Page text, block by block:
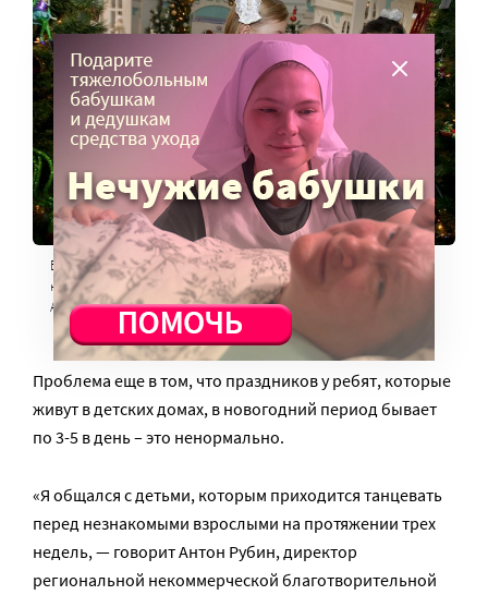
В новогодние праздники детям приходится танцевать перед
незнакомыми взрослыми много раз. Фото ИТАР-ТАСС/
Александра Краснова
Проблема еще в том, что праздников у ребят, которые
живут в детских домах, в новогодний период бывает
по 3-5 в день – это ненормально.
«Я общался с детьми, которым приходится танцевать
перед незнакомыми взрослыми на протяжении трех
недель, — говорит Антон Рубин, директор
региональной некоммерческой благотворительной